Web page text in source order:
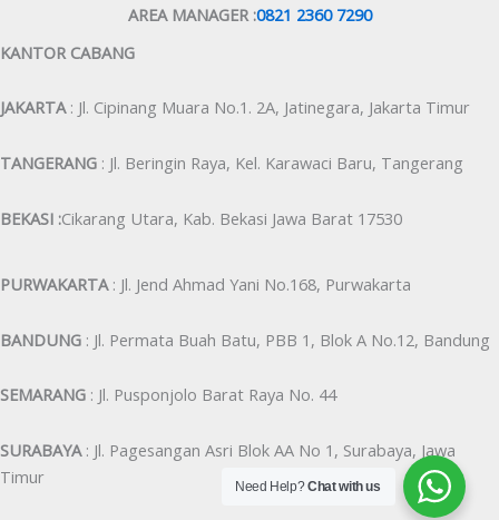
AREA MANAGER :0821 2360 7290
KANTOR CABANG
JAKARTA: Jl. Cipinang Muara No.1. 2A, Jatinegara, Jakarta Timur
TANGERANG : Jl. Beringin Raya, Kel. Karawaci Baru, Tangerang
BEKASI :Cikarang Utara, Kab. Bekasi Jawa Barat 17530
PURWAKARTA: Jl. Jend Ahmad Yani No.168, Purwakarta
BANDUNG : Jl. Permata Buah Batu, PBB 1, Blok A No.12, Bandung
SEMARANG : Jl. Pusponjolo Barat Raya No. 44
SURABAYA: Jl. Pagesangan Asri Blok AA No 1, Surabaya, Jawa
Timur
Need Help?Chat with us